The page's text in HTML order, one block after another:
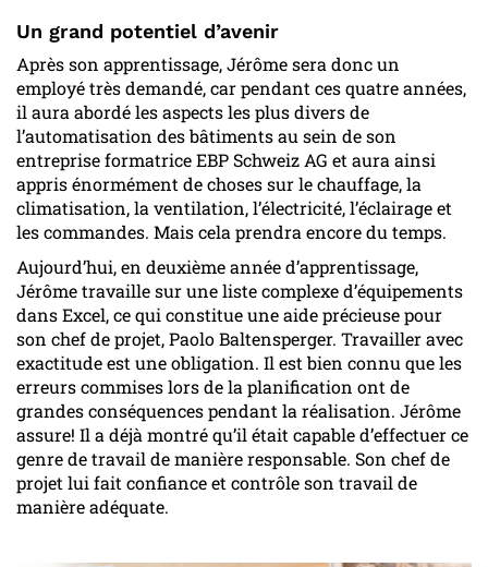
Un grand potentiel d’avenir
Après son apprentissage, Jérôme sera donc un
employé très demandé, car pendant ces quatre années,
il aura abordé les aspects les plus divers de
l’automatisation des bâtiments au sein de son
entreprise formatrice EBP Schweiz AG et aura ainsi
appris énormément de choses sur le chauffage, la
climatisation, la ventilation, l’électricité, l’éclairage et
les commandes. Mais cela prendra encore du temps.
Aujourd’hui, en deuxième année d’apprentissage,
Jérôme travaille sur une liste complexe d’équipements
dans Excel, ce qui constitue une aide précieuse pour
son chef de projet, Paolo Baltensperger. Travailler avec
exactitude est une obligation. Il est bien connu que les
erreurs commises lors de la planification ont de
grandes conséquences pendant la réalisation. Jérôme
assure! Il a déjà montré qu’il était capable d’effectuer ce
genre de travail de manière responsable. Son chef de
projet lui fait confiance et contrôle son travail de
manière adéquate.